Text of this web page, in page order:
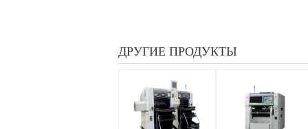
ДРУГИЕ ПРОДУКТЫ